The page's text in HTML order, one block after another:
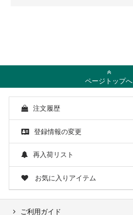
ページトップへ
注文履歴
登録情報の変更
再入荷リスト
お気に入りアイテム
ご利用ガイド